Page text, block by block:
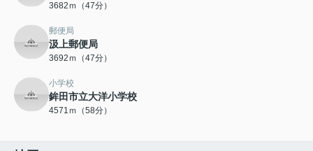
3682ｍ（47分）
郵便局
汲上郵便局
3692ｍ（47分）
小学校
鉾田市立大洋小学校
4571ｍ（58分）